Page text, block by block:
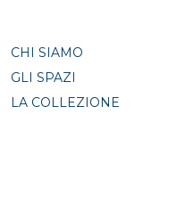
CHI SIAMO
GLI SPAZI
LA COLLEZIONE